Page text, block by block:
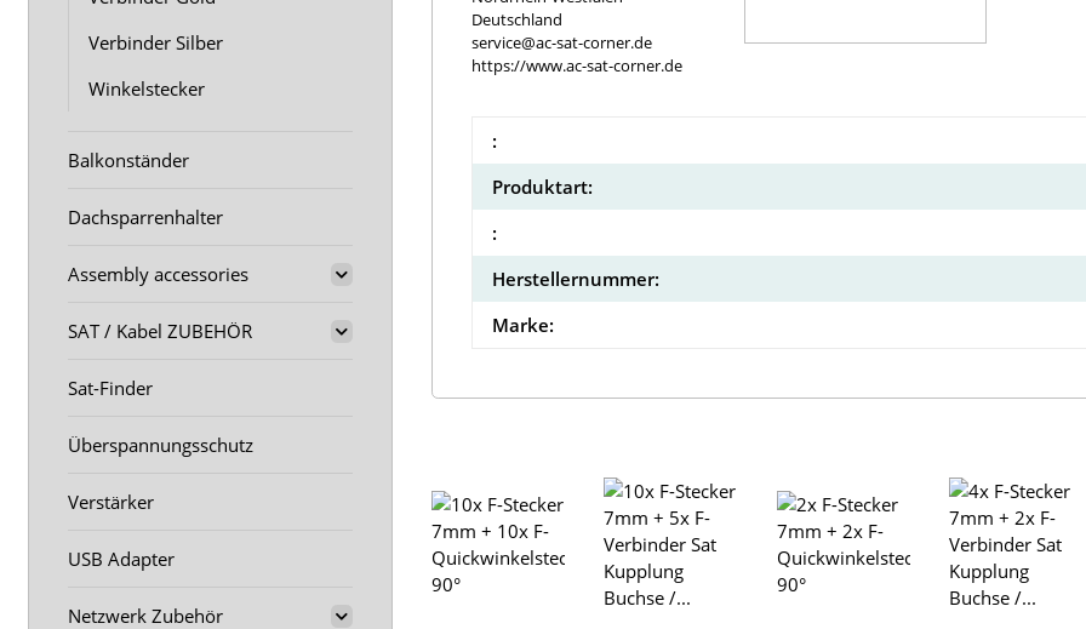
Deutschland
service@ac-sat-corner.de
https://www.ac-sat-corner.de
:
Produktart:
:
Herstellernummer:
Marke:
Verbinder Silber
Winkelstecker
Balkonständer
Dachsparrenhalter
Assembly accessories
SAT / Kabel ZUBEHÖR
Sat-Finder
Überspannungsschutz
Verstärker
USB Adapter
Netzwerk Zubehör